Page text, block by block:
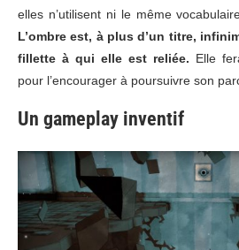
elles n’utilisent ni le même
L’ombre est, à plus d’un titre,
fillette à qui elle est reliée. Elle
pour l’encourager à poursuivre son
Un gameplay inventif